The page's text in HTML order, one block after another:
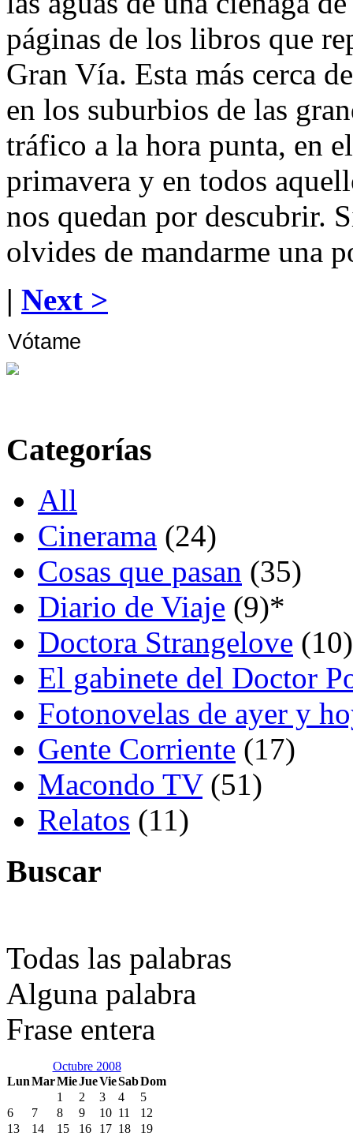
páginas de los libros que
Gran Vía. Esta más cerca
en los suburbios de las
tráfico a la hora punta, en
primavera y en todos
nos quedan por descubrir.
olvides de mandarme una
| Next >
Vótame
Categorías
All
Cinerama (24)
Cosas que pasan (35)
Diario de Viaje (9)*
Doctora Strangelove (10)
El gabinete del Doctor
Fotonovelas de ayer y
Gente Corriente (17)
Macondo TV (51)
Relatos (11)
Buscar
Todas las palabras
Alguna palabra
Frase entera
Octubre 2008
LunMarMieJueVieSabDom
1 2 3 4
5
6
7 8 9 10 11
12
13
14 15 16 17 18
19